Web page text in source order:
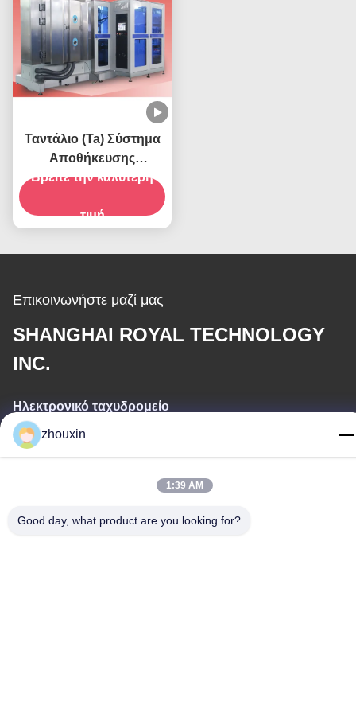
Ταντάλιο (Ta) Σύστημα
Αποθήκευσης
Μαγνητοστρώματος
Βρείτε την καλύτερη
τιμή
Επικοινωνήστε μαζί μας
SHANGHAI ROYAL TECHNOLOGY
INC.
Ηλεκτρονικό ταχυδρομείο
service@royaltec.com.cn
Διεύθυνση
zhouxin
1:39 AM
Good day, what product are you looking for?